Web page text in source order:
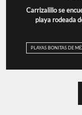
Carrizalillo se
playa rodeada
PLAYAS BONITAS DE